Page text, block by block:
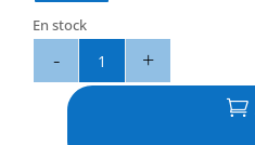
En stock